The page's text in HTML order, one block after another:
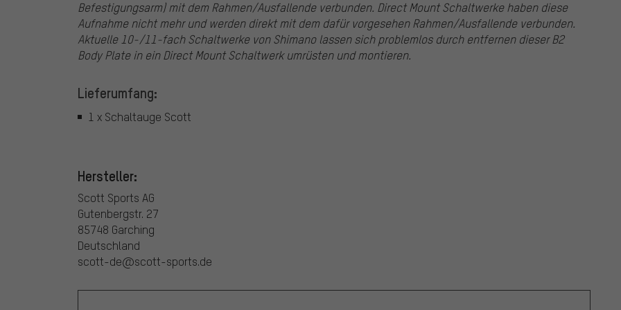
Befestigungsarm) mit dem Rahmen/Ausfallende verbunden. Direct Mount Schaltwerke haben diese
Aufnahme nicht mehr und werden direkt mit dem dafür vorgesehen Rahmen/Ausfallende verbunden.
Aktuelle 10-/11-fach Schaltwerke von Shimano lassen sich problemlos durch entfernen dieser B2
Body Plate in ein Direct Mount Schaltwerk umrüsten und montieren.
Lieferumfang:
1 x Schaltauge Scott
Hersteller:
Scott Sports AG
Gutenbergstr. 27
85748 Garching
Deutschland
scott-de@scott-sports.de